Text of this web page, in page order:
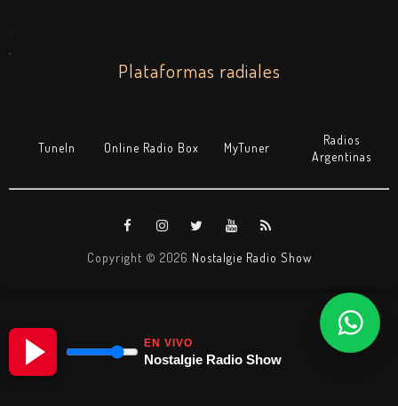
EN VIVO
Nostalgie Radio Show
.
Plataformas radiales
TuneIn Online Radio Box MyTuner
Radios
Argentinas
Copyright © 2026 Nostalgie Radio Show